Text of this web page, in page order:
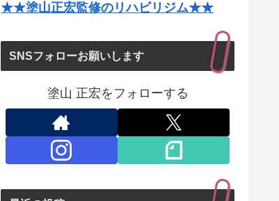
★★塗山正宏監修のリハビリジム★★
SNSフォローお願いします
塗山 正宏をフォローする